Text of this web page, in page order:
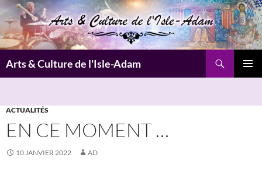
Aller
au
contenu
Arts & Culture de l'Isle-Adam
ACTUALITÉS
EN CE MOMENT …
10 JANVIER 2022 AD